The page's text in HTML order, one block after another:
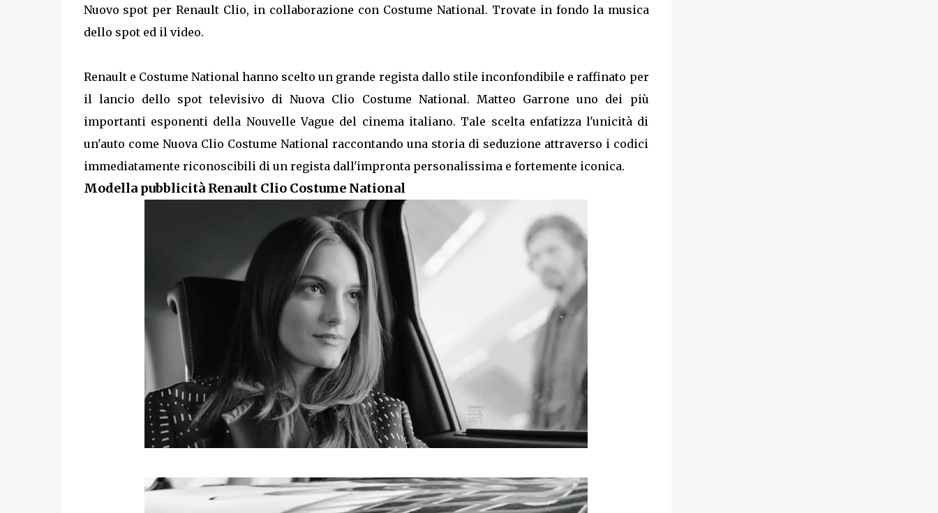
Nuovo spot per Renault Clio, in collaborazione con Costume National. Trovate in fondo la musica
dello spot ed il video.
Renault e Costume National hanno scelto un grande regista dallo stile inconfondibile e raffinato per
il lancio dello spot televisivo di Nuova Clio Costume National. Matteo Garrone uno dei più
importanti esponenti della Nouvelle Vague del cinema italiano. Tale scelta enfatizza l'unicità di
un'auto come Nuova Clio Costume National raccontando una storia di seduzione attraverso i codici
immediatamente riconoscibili di un regista dall'impronta personalissima e fortemente iconica.
Modella pubblicità Renault Clio Costume National